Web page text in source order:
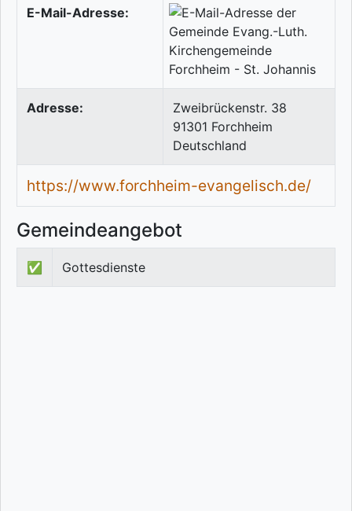
E-Mail-Adresse:
Adresse:
Zweibrückenstr. 38
91301 Forchheim
Deutschland
https://www.forchheim-evangelisch.de/
Gemeindeangebot
✅ Gottesdienste